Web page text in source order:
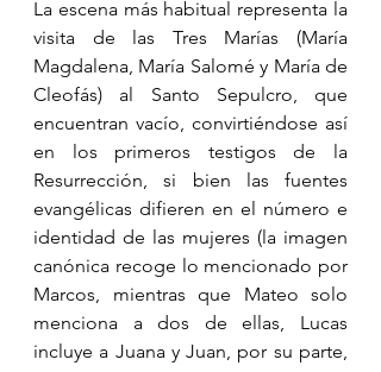
La escena más habitual representa la
visita de las Tres Marías (María
Magdalena, María Salomé y María de
Cleofás) al Santo Sepulcro, que
encuentran vacío, convirtiéndose así
en los primeros testigos de la
Resurrección, si bien las fuentes
evangélicas difieren en el número e
identidad de las mujeres (la imagen
canónica recoge lo mencionado por
Marcos, mientras que Mateo solo
menciona a dos de ellas, Lucas
incluye a Juana y Juan, por su parte,